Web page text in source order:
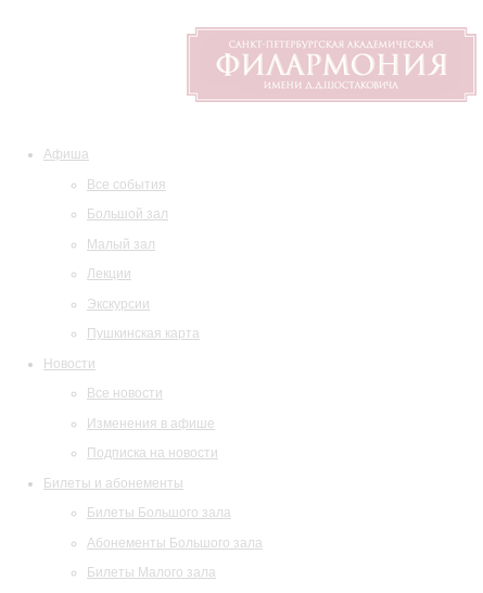
Афиша
Все события
Большой зал
Малый зал
Лекции
Экскурсии
Пушкинская карта
Новости
Все новости
Изменения в афише
Подписка на новости
Билеты и абонементы
Билеты Большого зала
Абонементы Большого зала
Билеты Малого зала